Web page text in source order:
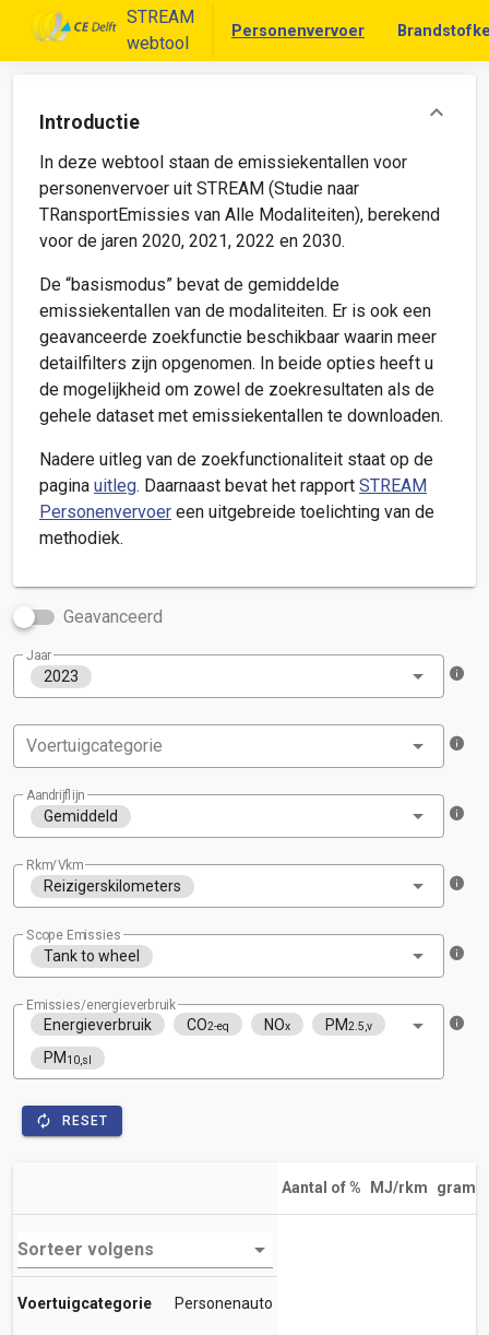
STREAM
webtool
Personenvervoer
Introductie
In deze webtool staan de emissiekentallen voor
personenvervoer uit STREAM (Studie naar
TRansportEmissies van Alle Modaliteiten), berekend
voor de jaren 2020, 2021, 2022 en 2030.
De “basismodus” bevat de gemiddelde
emissiekentallen van de modaliteiten. Er is ook een
geavanceerde zoekfunctie beschikbaar waarin meer
detailfilters zijn opgenomen. In beide opties heeft u
de mogelijkheid om zowel de zoekresultaten als de
gehele dataset met emissiekentallen te downloaden.
Nadere uitleg van de zoekfunctionaliteit staat op de
pagina uitleg. Daarnaast bevat het rapport STREAM
Personenvervoer een uitgebreide toelichting van de
methodiek.
Geavanceerd
Jaar
2023
Voertuigcategorie
Aandrijflijn
Gemiddeld
Rkm/Vkm
Reizigerskilometers
Scope Emissies
Tank to wheel
Emissies/energieverbruik
Energieverbruik CO2-eq NOx PM2.5,v
PM 10,sl
RESET
Aantal of % MJ/rkm gram/
Sorteer volgens
Voertuigcategorie Personenauto